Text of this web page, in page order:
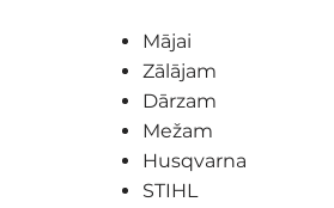
Mājai
Zālājam
Dārzam
Mežam
Husqvarna
STIHL